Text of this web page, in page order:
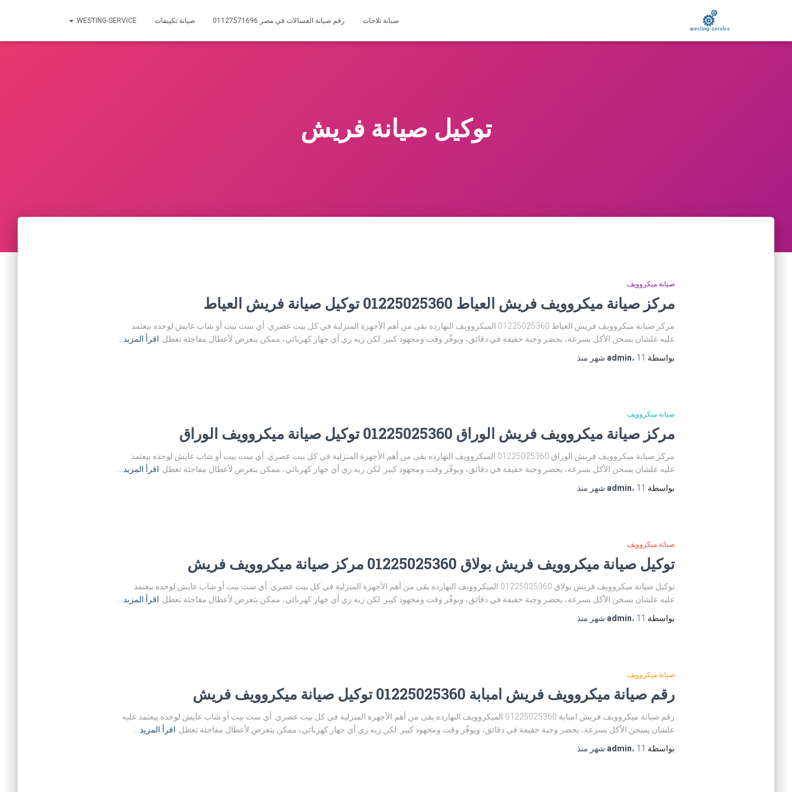
صيانة ثلاجات رقم صيانة الغسالات في مصر 01127571696 صيانة تكييفات WESTING-SERVICE
توكيل صيانة فريش
صيانة ميكروويف
مركز صيانة ميكروويف فريش العياط 01225025360 توكيل صيانة فريش العياط
مركز صيانة ميكروويف فريش العياط 01225025360 الميكروويف النهارده بقى من أهم الأجهزة المنزلية في كل بيت عصري. أي ست بيت أو شاب عايش لوحده بيعتمد
عليه علشان يسخن الأكل بسرعة، يحضر وجبة خفيفة في دقائق، ويوفّر وقت ومجهود كبير. لكن زيه زي أي جهاز كهربائي، ممكن يتعرض لأعطال مفاجئة تعطل اقرأ المزيد…
بواسطة
admin، 11 شهر منذ
صيانة ميكروويف
مركز صيانة ميكروويف فريش الوراق 01225025360 توكيل صيانة ميكروويف الوراق
مركز صيانة ميكروويف فريش الوراق 01225025360 الميكروويف النهارده بقى من أهم الأجهزة المنزلية في كل بيت عصري. أي ست بيت أو شاب عايش لوحده بيعتمد
عليه علشان يسخن الأكل بسرعة، يحضر وجبة خفيفة في دقائق، ويوفّر وقت ومجهود كبير. لكن زيه زي أي جهاز كهربائي، ممكن يتعرض لأعطال مفاجئة تعطل اقرأ المزيد…
بواسطة
admin، 11 شهر منذ
صيانة ميكروويف
توكيل صيانة ميكروويف فريش بولاق 01225025360 مركز صيانة ميكروويف فريش
توكيل صيانة ميكروويف فريش بولاق 01225025360 الميكروويف النهارده بقى من أهم الأجهزة المنزلية في كل بيت عصري. أي ست بيت أو شاب عايش لوحده بيعتمد
عليه علشان يسخن الأكل بسرعة، يحضر وجبة خفيفة في دقائق، ويوفّر وقت ومجهود كبير. لكن زيه زي أي جهاز كهربائي، ممكن يتعرض لأعطال مفاجئة تعطل اقرأ المزيد…
بواسطة
admin، 11 شهر منذ
صيانة ميكروويف
رقم صيانة ميكروويف فريش امبابة 01225025360 توكيل صيانة ميكروويف فريش
رقم صيانة ميكروويف فريش امبابة 01225025360 الميكروويف النهارده بقى من أهم الأجهزة المنزلية في كل بيت عصري. أي ست بيت أو شاب عايش لوحده بيعتمد عليه
علشان يسخن الأكل بسرعة، يحضر وجبة خفيفة في دقائق، ويوفّر وقت ومجهود كبير. لكن زيه زي أي جهاز كهربائي، ممكن يتعرض لأعطال مفاجئة تعطل اقرأ المزيد…
بواسطة
admin، 11 شهر منذ